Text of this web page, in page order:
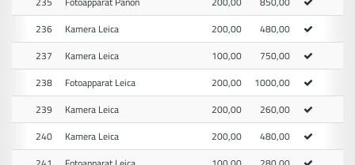
236
Kamera Leica 200,00
480,00
237
Kamera Leica 100,00
750,00
238
Fotoapparat Leica 200,00
1000,00
239
Kamera Leica 200,00
260,00
240
Kamera Leica 200,00
480,00